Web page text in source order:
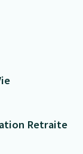
Retraite